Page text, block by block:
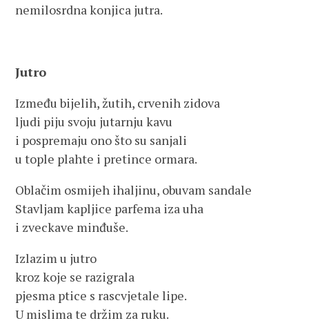
nemilosrdna konjica jutra.
Jutro
Između bijelih, žutih, crvenih zidova
ljudi piju svoju jutarnju kavu
i pospremaju ono što su sanjali
u tople plahte i pretince ormara.
Oblačim osmijeh ihaljinu, obuvam sandale
Stavljam kapljice parfema iza uha
i zveckave minđuše.
Izlazim u jutro
kroz koje se razigrala
pjesma ptice s rascvjetale lipe.
U mislima te držim za ruku.